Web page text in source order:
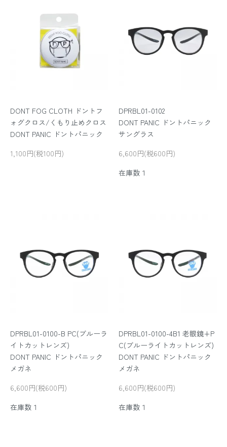
DONT FOG CLOTH ドントフ
ォグクロス/くもり止めクロス
DONT PANIC ドントパニック
1,100円(税100円)
DPRBL01-0102
DONT PANIC ドントパニック
サングラス
6,600円(税600円)
在庫数１
DPRBL01-0100-B PC(ブルーラ
イトカットレンズ)
DONT PANIC ドントパニック
メガネ
6,600円(税600円)
在庫数１
DPRBL01-0100-4B1 老眼鏡+P
C(ブルーライトカットレンズ)
DONT PANIC ドントパニック
メガネ
6,600円(税600円)
在庫数１